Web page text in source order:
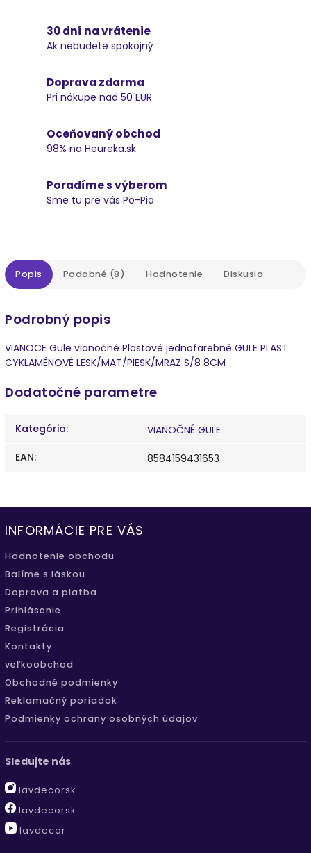
30 dní na vrátenie
Ak nebudete spokojný
Doprava zdarma
Pri nákupe nad 50 EUR
Oceňovaný obchod
98% na Heureka.sk
Poradíme s výberom
Sme tu pre vás Po-Pia
Popis Podobné (8) Hodnotenie Diskusia
Podrobný popis
VIANOCE Gule vianočné Plastové jednofarebné GULE PLAST.
CYKLAMÉNOVÉ LESK/MAT/PIESK/MRAZ S/8 8CM
Dodatočné parametre
Kategória:
VIANOČNÉ GULE
EAN: 8584159431653
INFORMÁCIE PRE VÁS
Hodnotenie obchodu
Balíme s láskou
Doprava a platba
Prihlásenie
Registrácia
Kontakty
veľkoobchod
Obchodné podmienky
Reklamačný poriadok
Podmienky ochrany osobných údajov
Sledujte nás
lavdecorsk
lavdecorsk
lavdecor